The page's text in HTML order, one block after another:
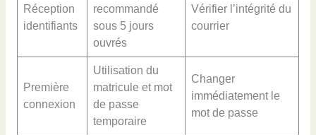
Réception
identifiants
recommandé
sous 5 jours
ouvrés
Vérifier l’intégrité du
courrier
Première
connexion
Utilisation du
matricule et mot
de passe
temporaire
Changer
immédiatement le
mot de passe